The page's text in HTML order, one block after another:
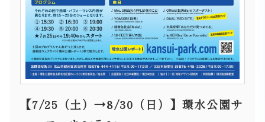
【7/25（土）→8/30（日）】環水公園サ